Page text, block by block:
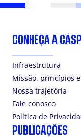
CONHEÇA A
Infraestrutura
Missão, princípios
Nossa trajetória
Fale conosco
Politica de
PUBLICAÇÕES